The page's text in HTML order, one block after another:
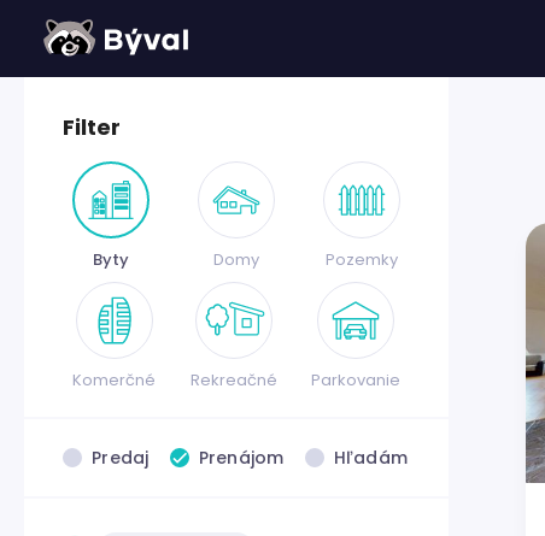
Filter
Byty Domy Pozemky
Komerčné Rekreačné Parkovanie
Predaj Prenájom Hľadám